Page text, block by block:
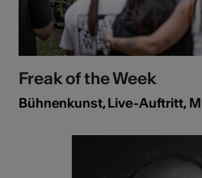
Freak of the Week
Bühnenkunst, Live-Auftritt,